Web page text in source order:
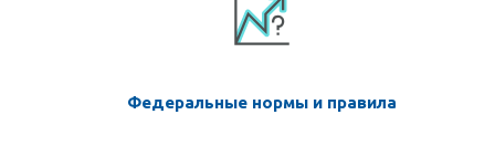
Федеральные нормы и правила